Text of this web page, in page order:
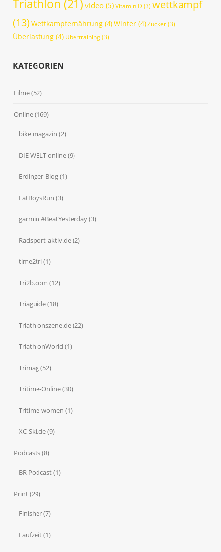
Triathlon (21) video (5)Vitamin D (3) wettkampf
(13)Wettkampfernährung (4)Winter (4)Zucker(3)
Überlastung (4) Übertraining(3)
KATEGORIEN
Filme(52)
Online(169)
bike magazin (2)
DIE WELT online(9)
Erdinger-Blog(1)
FatBoysRun (3)
garmin #BeatYesterday(3)
Radsport-aktiv.de(2)
time2tri (1)
Tri2b.com (12)
Triaguide(18)
Triathlonszene.de(22)
TriathlonWorld (1)
Trimag(52)
Tritime-Online(30)
Tritime-women (1)
XC-Ski.de(9)
Podcasts(8)
BR Podcast(1)
Print(29)
Finisher(7)
Laufzeit(1)